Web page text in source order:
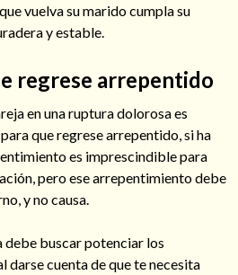
vuelva su marido cumpla su
y estable.
regrese arrepentido
en una ruptura dolorosa es
que regrese arrepentido, si ha
es imprescindible para
pero ese arrepentimiento debe
y no causa.
debe buscar potenciar los
darse cuenta de que te necesita